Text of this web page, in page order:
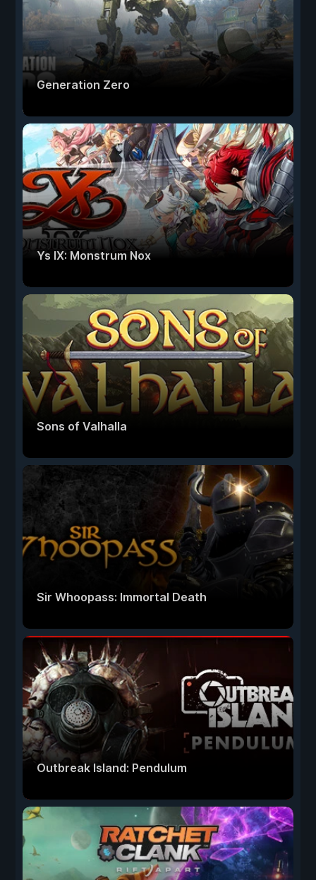
Generation Zero
Ys IX: Monstrum Nox
Sons of Valhalla
Sir Whoopass: Immortal Death
Outbreak Island: Pendulum